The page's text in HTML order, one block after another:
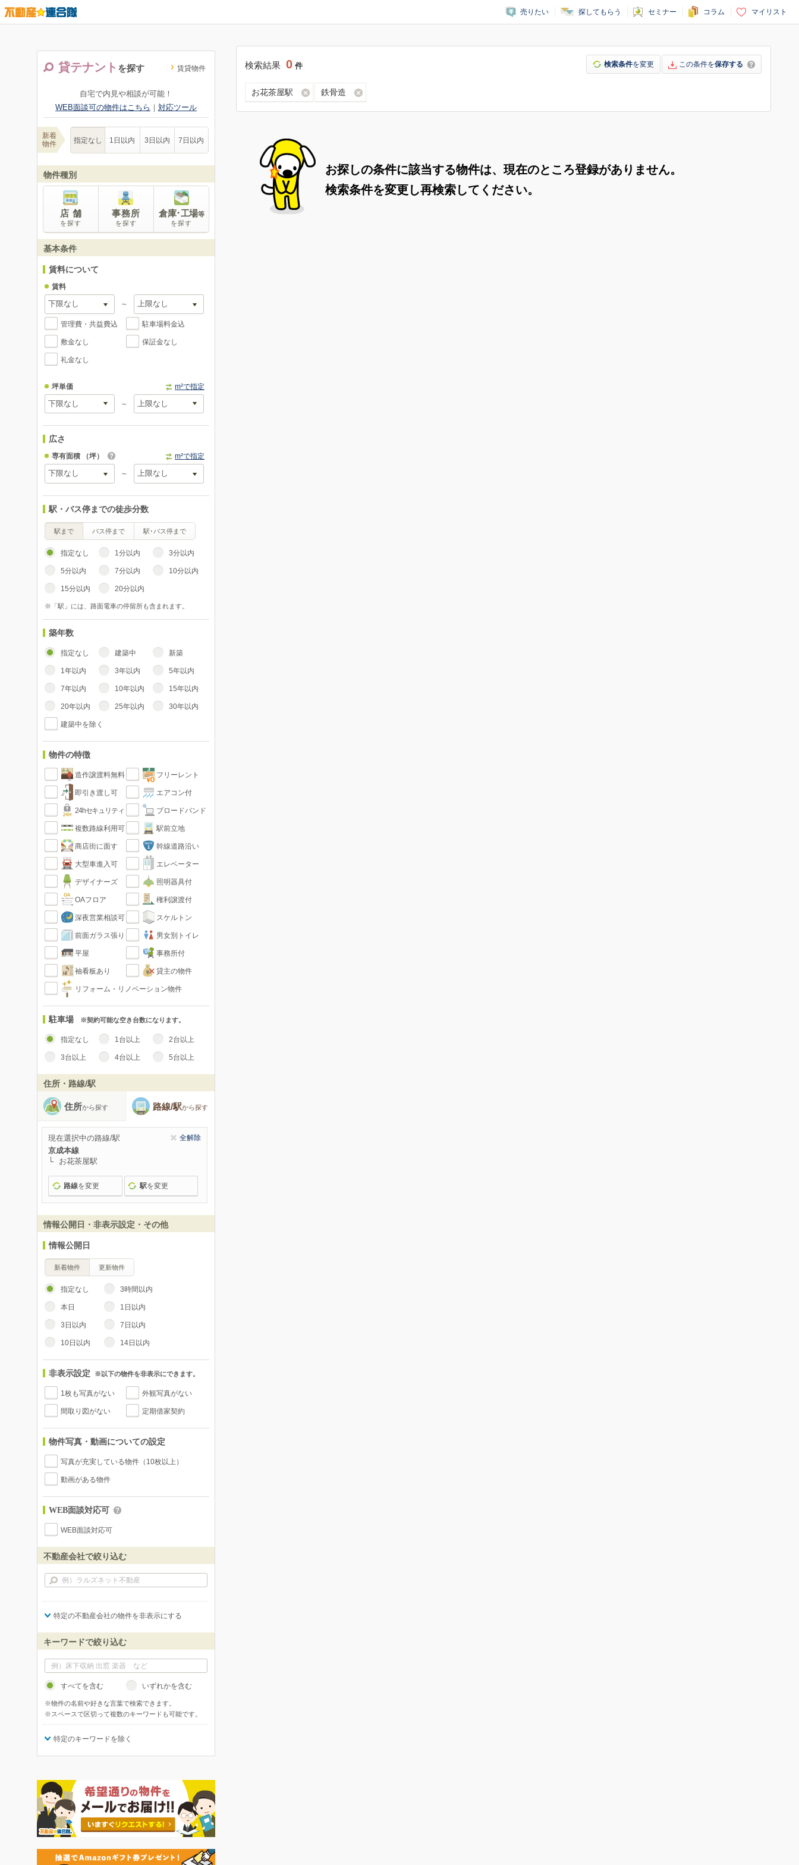
売りたい 探してもらう セミナー コラム マイリスト
貸テナント を探す 賃貸物件
自宅で内見や相談が可能！
WEB面談可の物件はこちら ｜ 対応ツール
新着
物件
指定なし 1日以内 3日以内 7日以内
物件種別
店 舗
を探す
事務所
を探す
倉庫･工場等
を探す
基本条件
賃料について
賃料
～
管理費・共益費込 駐車場料金込
敷金なし 保証金なし
礼金なし
坪単価 m²で指定
～
広さ
専有面積 （坪） m²で指定
～
駅・バス停までの徒歩分数
駅まで バス停まで 駅･バス停まで
指定なし 1分以内 3分以内
5分以内 7分以内 10分以内
15分以内 20分以内
※「駅」には、路面電車の停留所も含まれます。
築年数
指定なし 建築中 新築
1年以内 3年以内 5年以内
7年以内 10年以内 15年以内
20年以内 25年以内 30年以内
建築中を除く
物件の特徴
造作譲渡料無料 フリーレント
即引き渡し可 エアコン付
24hセキュリティ ブロードバンド
複数路線利用可 駅前立地
商店街に面す 幹線道路沿い
大型車進入可 エレベーター
デザイナーズ 照明器具付
OAフロア 権利譲渡付
深夜営業相談可 スケルトン
前面ガラス張り 男女別トイレ
平屋 事務所付
袖看板あり 貸主の物件
リフォーム・リノベーション物件
駐車場 ※契約可能な空き台数になります。
指定なし 1台以上 2台以上
3台以上 4台以上 5台以上
住所・路線/駅
住所から探す 路線/駅から探す
現在選択中の路線/駅 全解除
京成本線
お花茶屋駅
路線を変更 駅を変更
情報公開日・非表示設定・その他
情報公開日
新着物件 更新物件
指定なし 3時間以内
本日 1日以内
3日以内 7日以内
10日以内 14日以内
非表示設定 ※以下の物件を非表示にできます。
1枚も写真がない 外観写真がない
間取り図がない 定期借家契約
物件写真・動画についての設定
写真が充実している物件（10枚以上）
動画がある物件
WEB面談対応可
WEB面談対応可
不動産会社で絞り込む
特定の不動産会社の物件を非表示にする
キーワードで絞り込む
すべてを含む いずれかを含む
※物件の名前や好きな言葉で検索できます。
※スペースで区切って複数のキーワードも可能です。
特定のキーワードを除く
検索結果 0 件 検索条件を変更 この条件を保存する
お花茶屋駅 鉄骨造
お探しの条件に該当する物件は、現在のところ登録がありません。
検索条件を変更し再検索してください。